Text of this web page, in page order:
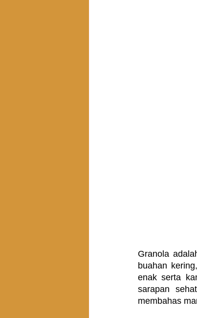
Granola
buahan
enak serta
sarapan
membahas